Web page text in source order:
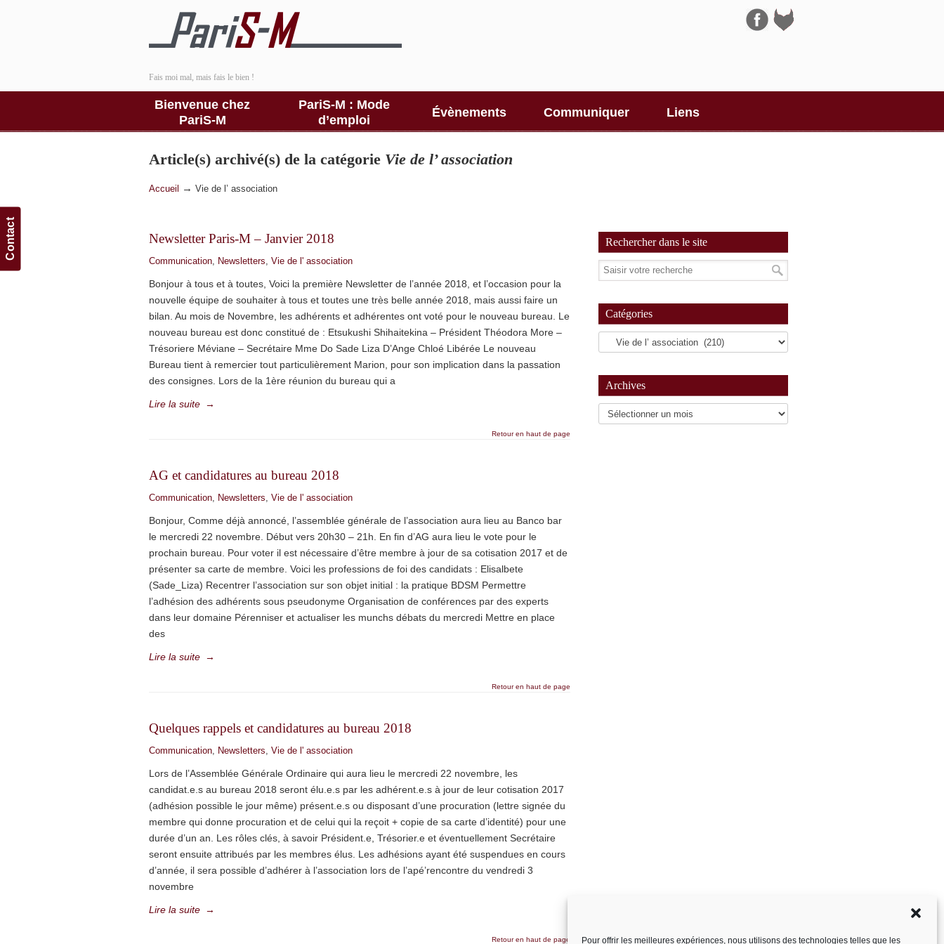
Pour offrir les meilleures expériences, nous utilisons des technologies telles que les
Contact
Fais moi mal, mais fais le bien !
Bienvenue chez
PariS-M
PariS-M : Mode
d’emploi
Évènements Communiquer Liens
Navigation
Article(s) archivé(s) de la catégorie Vie de l’ association
Accueil → Vie de l’ association
Newsletter Paris-M – Janvier 2018
Communication, Newsletters, Vie de l' association
Bonjour à tous et à toutes, Voici la première Newsletter de l’année 2018, et l’occasion pour la
nouvelle équipe de souhaiter à tous et toutes une très belle année 2018, mais aussi faire un
bilan. Au mois de Novembre, les adhérents et adhérentes ont voté pour le nouveau bureau. Le
nouveau bureau est donc constitué de : Etsukushi Shihaitekina – Président Théodora More –
Trésoriere Méviane – Secrétaire Mme Do Sade Liza D’Ange Chloé Libérée Le nouveau
Bureau tient à remercier tout particulièrement Marion, pour son implication dans la passation
des consignes. Lors de la 1ère réunion du bureau qui a
Lire la suite →
Retour en haut de page
AG et candidatures au bureau 2018
Communication, Newsletters, Vie de l' association
Bonjour, Comme déjà annoncé, l’assemblée générale de l’association aura lieu au Banco bar
le mercredi 22 novembre. Début vers 20h30 – 21h. En fin d’AG aura lieu le vote pour le
prochain bureau. Pour voter il est nécessaire d’être membre à jour de sa cotisation 2017 et de
présenter sa carte de membre. Voici les professions de foi des candidats : Elisalbete
(Sade_Liza) Recentrer l’association sur son objet initial : la pratique BDSM Permettre
l’adhésion des adhérents sous pseudonyme Organisation de conférences par des experts
dans leur domaine Pérenniser et actualiser les munchs débats du mercredi Mettre en place
des
Lire la suite →
Retour en haut de page
Quelques rappels et candidatures au bureau 2018
Communication, Newsletters, Vie de l' association
Lors de l’Assemblée Générale Ordinaire qui aura lieu le mercredi 22 novembre, les
candidat.e.s au bureau 2018 seront élu.e.s par les adhérent.e.s à jour de leur cotisation 2017
(adhésion possible le jour même) présent.e.s ou disposant d’une procuration (lettre signée du
membre qui donne procuration et de celui qui la reçoit + copie de sa carte d’identité) pour une
durée d’un an. Les rôles clés, à savoir Président.e, Trésorier.e et éventuellement Secrétaire
seront ensuite attribués par les membres élus. Les adhésions ayant été suspendues en cours
d’année, il sera possible d’adhérer à l’association lors de l’apé’rencontre du vendredi 3
novembre
Lire la suite →
Retour en haut de page
Rechercher dans le site
Catégories
Archives
Archives